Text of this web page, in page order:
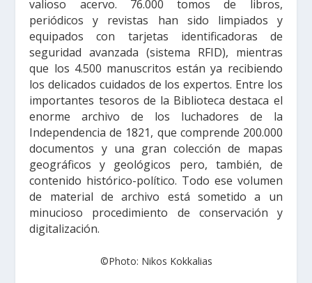
valioso acervo. 76.000 tomos de libros,
periódicos y revistas han sido limpiados y
equipados con tarjetas identificadoras de
seguridad avanzada (sistema RFID), mientras
que los 4.500 manuscritos están ya recibiendo
los delicados cuidados de los expertos. Entre los
importantes tesoros de la Biblioteca destaca el
enorme archivo de los luchadores de la
Independencia de 1821, que comprende 200.000
documentos y una gran colección de mapas
geográficos y geológicos pero, también, de
contenido histórico-político. Todo ese volumen
de material de archivo está sometido a un
minucioso procedimiento de conservación y
digitalización.
©Photo: Nikos Kokkalias